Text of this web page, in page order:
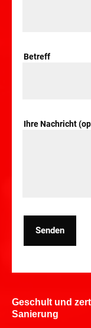
Betreff
Ihre Nachricht
Senden
Geschult und
Sanierung